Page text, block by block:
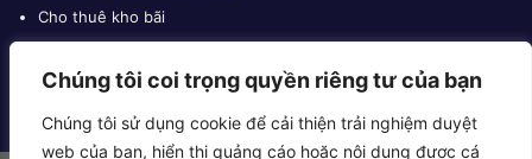
Chúng tôi coi trọng quyền riêng tư của bạn
Chúng tôi sử dụng cookie để cải thiện trải nghiệm duyệt
web của bạn, hiển thị quảng cáo hoặc nội dung được cá
Cho thuê kho bãi